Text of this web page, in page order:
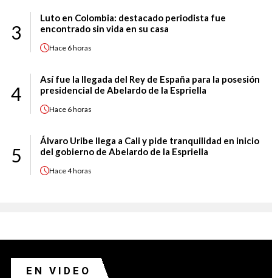
3
Luto en Colombia: destacado periodista fue
encontrado sin vida en su casa
Hace 6 horas
4
Así fue la llegada del Rey de España para la posesión
presidencial de Abelardo de la Espriella
Hace 6 horas
5
Álvaro Uribe llega a Cali y pide tranquilidad en inicio
del gobierno de Abelardo de la Espriella
Hace4 horas
EN VIDEO